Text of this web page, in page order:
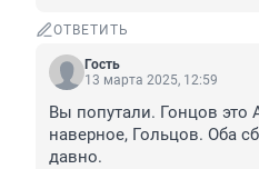
ОТВЕТИТЬ
Гость
13 марта 2025, 12:59
Вы попутали. Гонцов это
наверное, Гольцов. Оба
давно.